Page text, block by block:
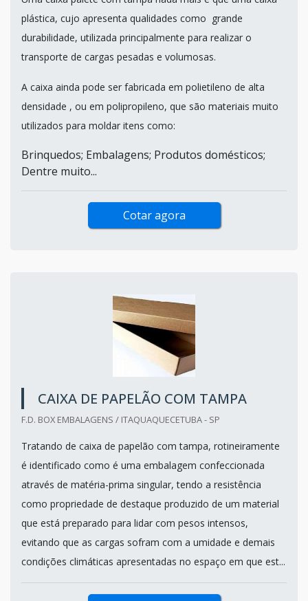
plástica, cujo apresenta qualidades como grande
durabilidade, utilizada principalmente para realizar o
transporte de cargas pesadas e volumosas.
A caixa ainda pode ser fabricada em polietileno de alta
densidade , ou em polipropileno, que são materiais muito
utilizados para moldar itens como:
Brinquedos; Embalagens; Produtos domésticos;
Dentre muito...
Cotar agora
CAIXA DE PAPELÃO COM TAMPA
F.D. BOX EMBALAGENS / ITAQUAQUECETUBA - SP
Tratando de caixa de papelão com tampa, rotineiramente
é identificado como é uma embalagem confeccionada
através de matéria-prima singular, tendo a resistência
como propriedade de destaque produzido de um material
que está preparado para lidar com pesos intensos,
evitando que as cargas sofram com a umidade e demais
condições climáticas apresentadas no espaço em que est...